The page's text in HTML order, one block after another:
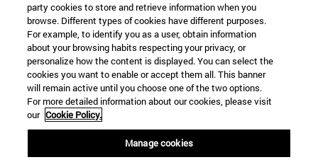
party cookies to store and retrieve information when you
browse. Different types of cookies have different purposes.
For example, to identify you as a user, obtain information
about your browsing habits respecting your privacy, or
personalize how the content is displayed. You can select the
cookies you want to enable or accept them all. This banner
will remain active until you choose one of the two options.
For more detailed information about our cookies, please visit
our Cookie Policy.
Manage cookies